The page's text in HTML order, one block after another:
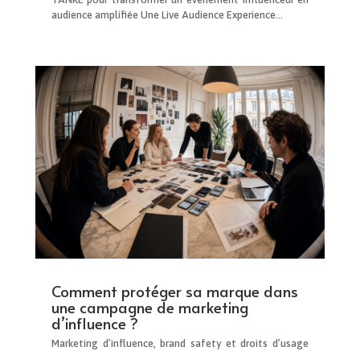
audience amplifiée Une Live Audience Experience...
Comment protéger sa marque dans
une campagne de marketing
d’influence ?
Marketing d’influence, brand safety et droits d’usage